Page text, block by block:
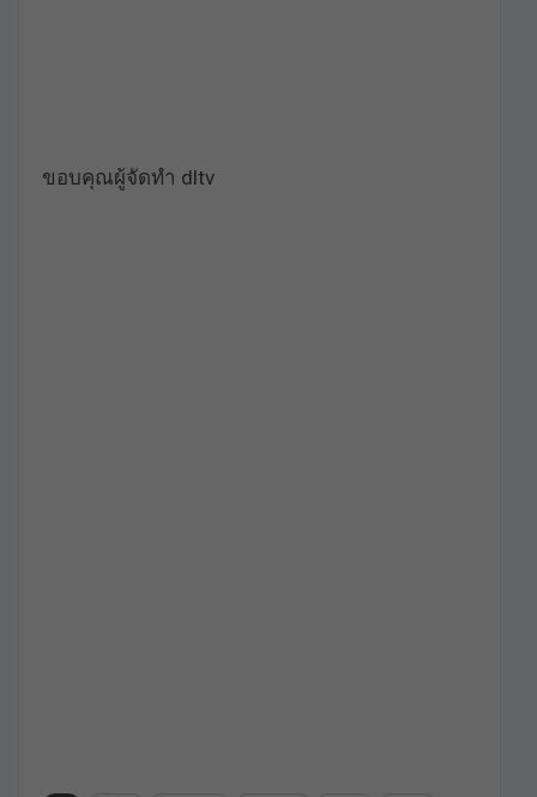
ขอบคุณผู้จัดทำ dltv